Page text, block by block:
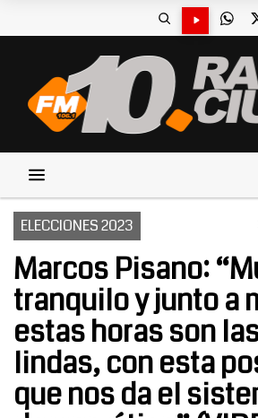
ELECCIONES 2023
Marcos Pisano:
tranquilo y junto a
estas horas son
lindas, con esta
que nos da el